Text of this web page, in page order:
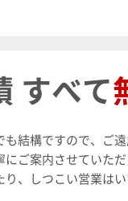
すべて
も結構ですので、ご
ご案内させていただ
り、しつこい営業は